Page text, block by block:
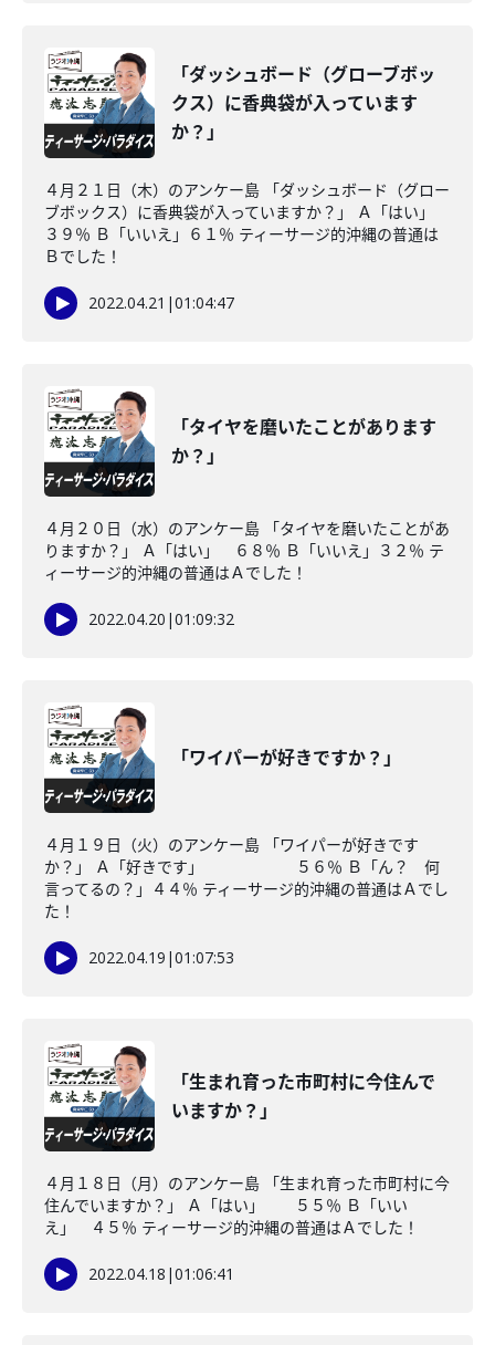
「ダッシュボード（グローブボッ
クス）に香典袋が入っています
か？」
４月２１日（木）のアンケー島 「ダッシュボード（グロー
ブボックス）に香典袋が入っていますか？」 Ａ「はい」
３９％ Ｂ「いいえ」６１％ ティーサージ的沖縄の普通は
Ｂでした！
2022.04.21 |01:04:47
「タイヤを磨いたことがあります
か？」
４月２０日（水）のアンケー島 「タイヤを磨いたことがあ
りますか？」 Ａ「はい」 ６８％ Ｂ「いいえ」３２％ テ
ィーサージ的沖縄の普通はＡでした！
2022.04.20 |01:09:32
「ワイパーが好きですか？」
４月１９日（火）のアンケー島 「ワイパーが好きです
か？」 Ａ「好きです」 ５６％ Ｂ「ん？ 何
言ってるの？」４４％ ティーサージ的沖縄の普通はＡでし
た！
2022.04.19 |01:07:53
「生まれ育った市町村に今住んで
いますか？」
４月１８日（月）のアンケー島 「生まれ育った市町村に今
住んでいますか？」 Ａ「はい」 ５５％ Ｂ「いい
え」 ４５％ ティーサージ的沖縄の普通はＡでした！
2022.04.18 |01:06:41